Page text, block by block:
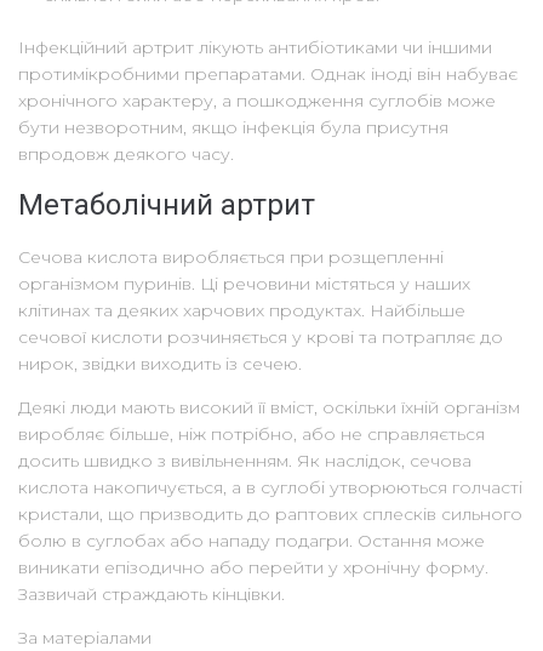
Інфекційний артрит лікують антибіотиками чи іншими
протимікробними препаратами. Однак іноді він набуває
хронічного характеру, а пошкодження суглобів може
бути незворотним, якщо інфекція була присутня
впродовж деякого часу.
Метаболічний артрит
Сечова кислота виробляється при розщепленні
організмом пуринів. Ці речовини містяться у наших
клітинах та деяких харчових продуктах. Найбільше
сечової кислоти розчиняється у крові та потрапляє до
нирок, звідки виходить із сечею.
Деякі люди мають високий її вміст, оскільки їхній організм
виробляє більше, ніж потрібно, або не справляється
досить швидко з вивільненням. Як наслідок, сечова
кислота накопичується, а в суглобі утворюються голчасті
кристали, що призводить до раптових сплесків сильного
болю в суглобах або нападу подагри. Остання може
виникати епізодично або перейти у хронічну форму.
Зазвичай страждають кінцівки.
За матеріалами